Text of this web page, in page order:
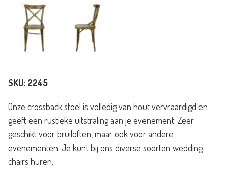
SKU: 2245
Onze crossback stoel is volledig van hout vervraardigd en
geeft een rustieke uitstraling aan je evenement. Zeer
geschikt voor bruiloften, maar ook voor andere
evenementen. Je kunt bij ons diverse soorten wedding
chairs huren.